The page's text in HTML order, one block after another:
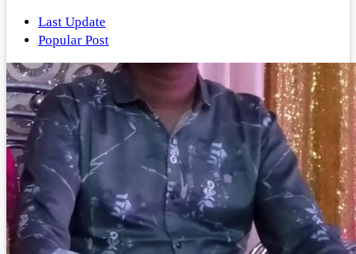
Last Update
Popular Post